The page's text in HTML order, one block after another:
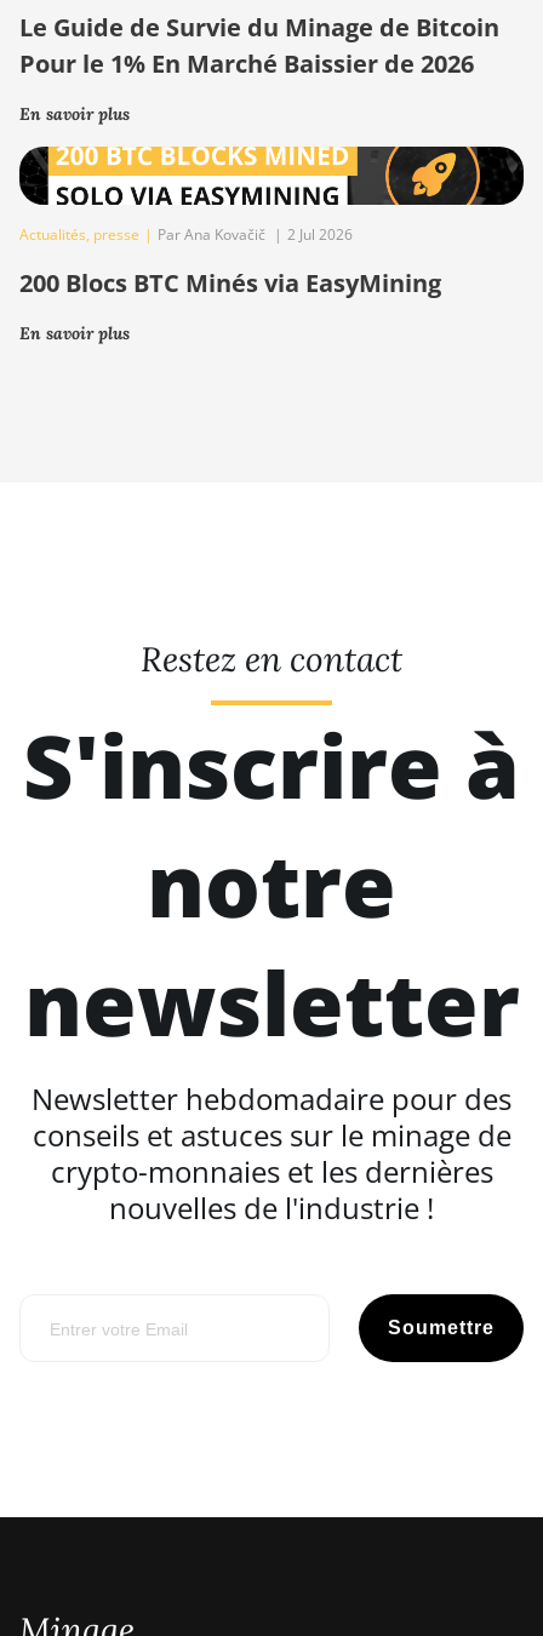
Le Guide de Survie du Minage de Bitcoin
Pour le 1% En Marché Baissier de 2026
En savoir plus
Actualités, presse | Par Ana Kovačič | 2 Jul 2026
200 Blocs BTC Minés via EasyMining
En savoir plus
Restez en contact
S'inscrire à
notre
newsletter
Newsletter hebdomadaire pour des
conseils et astuces sur le minage de
crypto-monnaies et les dernières
nouvelles de l'industrie !
Soumettre